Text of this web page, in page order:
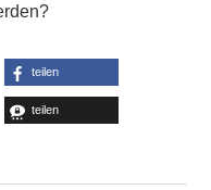
teilen
teilen